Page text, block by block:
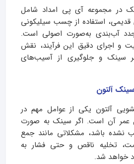
در مجموعه آی پی امداد شامل
قدیمی، استفاده از چسب سیلیکونی
آب‌بندی به‌صورت اصولی است.
و اجرای دقیق این فرآیند، نقش
سینک و جلوگیری از آسیب‌های
آلتون یکی از عوامل مهم در
عمر آن است. اگر سینک به‌ صورت
نشده باشد، مشکلاتی مانند جمع
تخلیه ناقص و حتی فشار به
خواهد شد.